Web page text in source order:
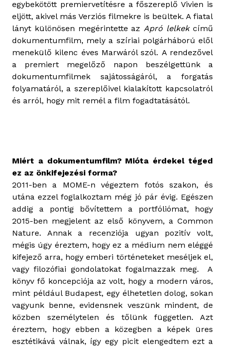
egybekötött premiervetítésre a főszereplő Vivien is
eljött, akivel más Verziós filmekre is beültek. A fiatal
lányt különösen megérintette azApró lelkekcímű
dokumentumfilm, mely a szíriai polgárháború elől
menekülő kilenc éves Marwáról szól. A rendezővel
a premiert megelőző napon beszélgettünk a
dokumentumfilmek sajátosságáról, a forgatás
folyamatáról, a szereplőivel kialakított kapcsolatról
és arról, hogy mit remél a film fogadtatásától.
Miért a dokumentumfilm? Mióta érdekel téged
ez az önkifejezési forma?
2011-ben a MOME-n végeztem fotós szakon, és
utána ezzel foglalkoztam még jó pár évig. Egészen
addig a pontig bővítettem a portfóliómat, hogy
2015-ben megjelent az első könyvem, a Common
Nature. Annak a recenziója ugyan pozitív volt,
mégis úgy éreztem, hogy ez a médium nem eléggé
kifejező arra, hogy emberi történeteket meséljek el,
vagy filozófiai gondolatokat fogalmazzak meg. A
könyv fő koncepciója az volt, hogy a modern város,
mint például Budapest, egy élhetetlen dolog, sokan
vagyunk benne, evidensnek veszünk mindent, de
közben személytelen és tőlünk független. Azt
éreztem, hogy ebben a közegben a képek üres
esztétikává válnak, így egy picit elengedtem ezt a